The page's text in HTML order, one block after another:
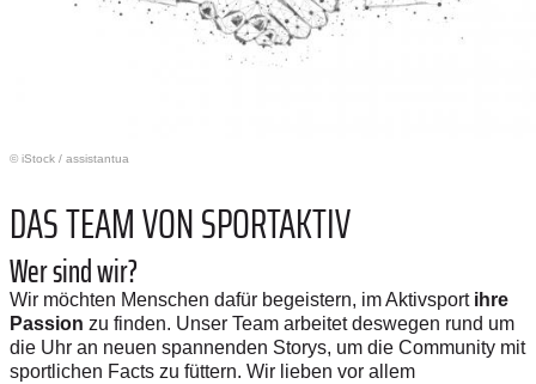
© iStock / assistantua
DAS TEAM VON SPORTAKTIV
Wer sind wir?
Wir möchten Menschen dafür begeistern, im Aktivsport ihre
Passion zu finden. Unser Team arbeitet deswegen rund um
die Uhr an neuen spannenden Storys, um die Community mit
sportlichen Facts zu füttern. Wir lieben vor allem